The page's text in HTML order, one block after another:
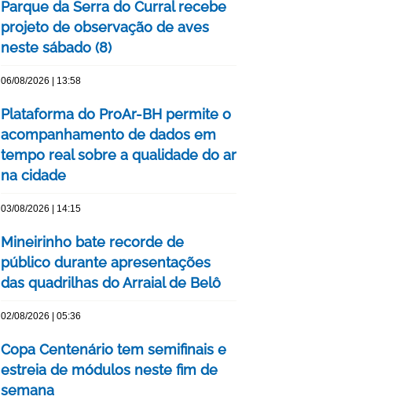
Parque da Serra do Curral recebe
projeto de observação de aves
neste sábado (8)
06/08/2026 | 13:58
Plataforma do ProAr-BH permite o
acompanhamento de dados em
tempo real sobre a qualidade do ar
na cidade
03/08/2026 | 14:15
Mineirinho bate recorde de
público durante apresentações
das quadrilhas do Arraial de Belô
02/08/2026 | 05:36
Copa Centenário tem semifinais e
estreia de módulos neste fim de
semana